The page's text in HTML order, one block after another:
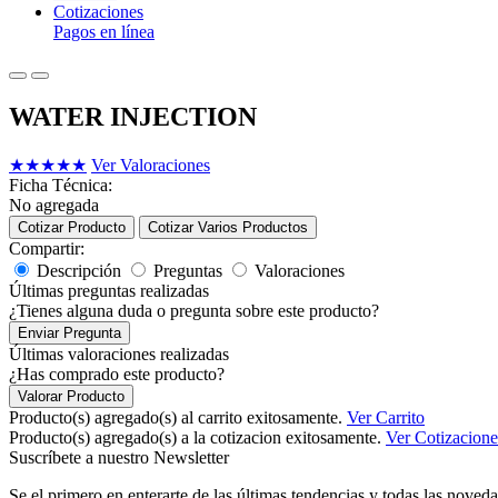
Cotizaciones
Pagos en línea
WATER INJECTION
★★★★★ Ver Valoraciones
Ficha Técnica:
No agregada
Cotizar Producto Cotizar Varios Productos
Compartir:
Descripción
Preguntas
Valoraciones
Últimas preguntas realizadas
¿Tienes alguna duda o pregunta sobre este producto?
Enviar Pregunta
Últimas valoraciones realizadas
¿Has comprado este producto?
Valorar Producto
Producto(s) agregado(s) al carrito exitosamente. Ver Carrito
Producto(s) agregado(s) a la cotizacion exitosamente. Ver
Suscríbete a nuestro Newsletter